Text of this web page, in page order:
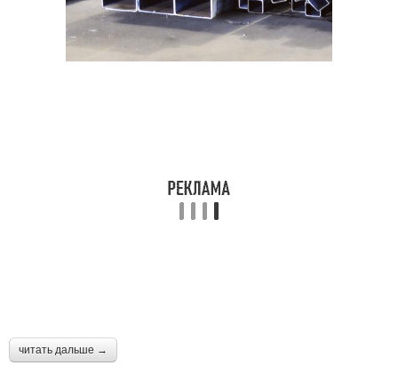
читать дальше →